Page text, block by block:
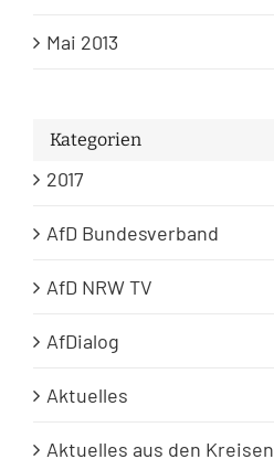
Mai 2013
Kategorien
2017
AfD Bundesverband
AfD NRW TV
AfDialog
Aktuelles
Aktuelles aus den Kreisen